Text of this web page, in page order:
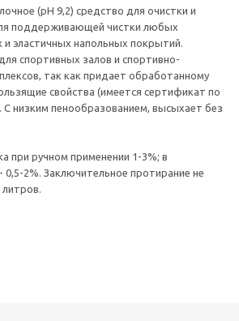
(pH 9,2) средство для очистки и
поддерживающей чистки любых
эластичных напольных покрытий.
спортивных залов и спортивно-
так как придает обработанному
свойства (имеется сертификат по
С низким пенообразованием, высыхает без
при ручном применении 1-3%; в
2%. Заключительное протирание не